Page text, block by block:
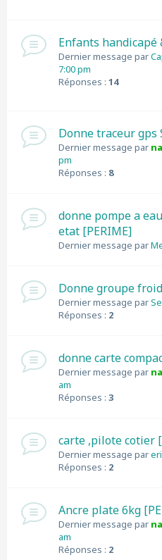
Enfants handicapé
Dernier message par
7:00 pm
Réponses : 14
Donne traceur gps
Dernier message par
pm
Réponses : 8
donne pompe a
etat [PERIME]
Dernier message par
Donne groupe
Dernier message par
Réponses : 2
donne carte
Dernier message par
am
Réponses : 3
carte ,pilote cotier
Dernier message par
Réponses : 2
Ancre plate 6kg
Dernier message par
am
Réponses : 2